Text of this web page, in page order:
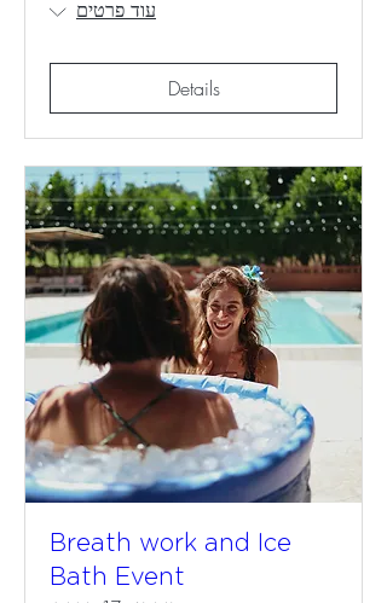
עוד פרטים
Details
Breath work and Ice
Bath Event